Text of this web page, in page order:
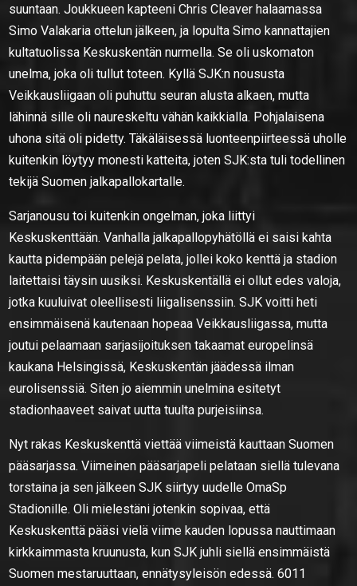
suuntaan. Joukkueen kapteeni Chris Cleaver halaamassa
Simo Valakaria ottelun jälkeen, ja lopulta Simo kannattajien
kultatuolissa Keskuskentän nurmella. Se oli uskomaton
unelma, joka oli tullut toteen. Kyllä SJK:n noususta
Veikkausliigaan oli puhuttu seuran alusta alkaen, mutta
lähinnä sille oli naureskeltu vähän kaikkialla. Pohjalaisena
uhona sitä oli pidetty. Täkäläisessä luonteenpiirteessä uholle
kuitenkin löytyy monesti katteita, joten SJK:sta tuli todellinen
tekijä Suomen jalkapallokartalle.
Sarjanousu toi kuitenkin ongelman, joka liittyi
Keskuskenttään. Vanhalla jalkapallopyhätöllä ei saisi kahta
kautta pidempään pelejä pelata, jollei koko kenttä ja stadion
laitettaisi täysin uusiksi. Keskuskentällä ei ollut edes valoja,
jotka kuuluivat oleellisesti liigalisenssiin. SJK voitti heti
ensimmäisenä kautenaan hopeaa Veikkausliigassa, mutta
joutui pelaamaan sarjasijoituksen takaamat europelinsä
kaukana Helsingissä, Keskuskentän jäädessä ilman
eurolisenssiä. Siten jo aiemmin unelmina esitetyt
stadionhaaveet saivat uutta tuulta purjeisiinsa.
Nyt rakas Keskuskenttä viettää viimeistä kauttaan Suomen
pääsarjassa. Viimeinen pääsarjapeli pelataan siellä tulevana
torstaina ja sen jälkeen SJK siirtyy uudelle OmaSp
Stadionille. Oli mielestäni jotenkin sopivaa, että
Keskuskenttä pääsi vielä viime kauden lopussa nauttimaan
kirkkaimmasta kruunusta, kun SJK juhli siellä ensimmäistä
Suomen mestaruuttaan, ennätysyleisön edessä. 6011